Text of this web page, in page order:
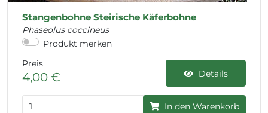
Stangenbohne Steirische Käferbohne
Phaseolus coccineus
Produkt merken
Preis
4,00 € Details
In den Warenkorb